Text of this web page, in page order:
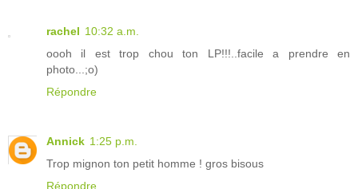
rachel 10:32 a.m.
oooh il est trop chou ton LP!!!..facile a prendre en
photo...;o)
Répondre
Annick 1:25 p.m.
Trop mignon ton petit homme ! gros bisous
Répondre